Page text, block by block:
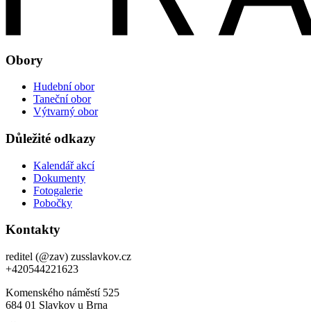
Obory
Hudební obor
Taneční obor
Výtvarný obor
Důležité odkazy
Kalendář akcí
Dokumenty
Fotogalerie
Pobočky
Kontakty
reditel (@zav) zusslavkov.cz
+420544221623
Komenského náměstí 525
684 01 Slavkov u Brna